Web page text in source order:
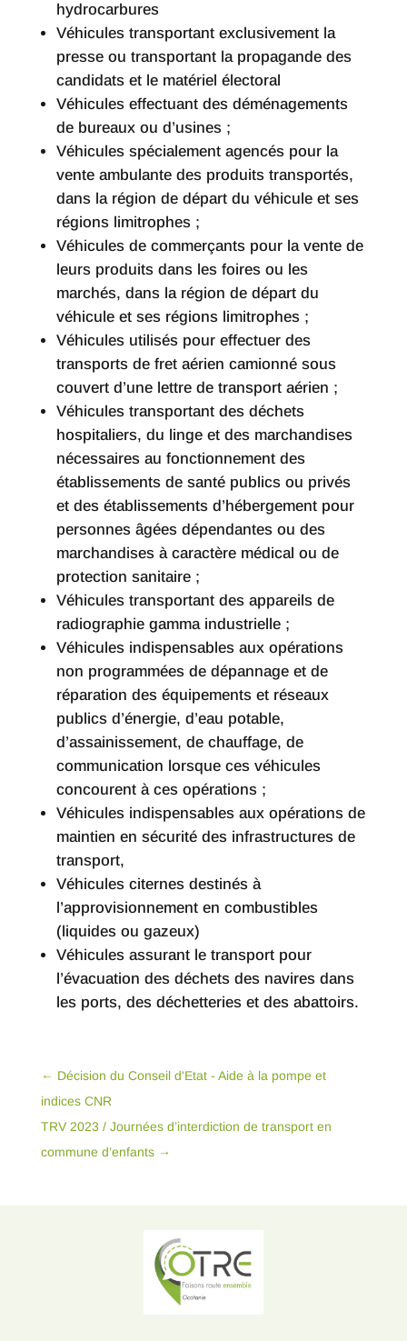
hydrocarbures
Véhicules transportant exclusivement la
presse ou transportant la propagande des
candidats et le matériel électoral
Véhicules effectuant des déménagements
de bureaux ou d’usines ;
Véhicules spécialement agencés pour la
vente ambulante des produits transportés,
dans la région de départ du véhicule et ses
régions limitrophes ;
Véhicules de commerçants pour la vente de
leurs produits dans les foires ou les
marchés, dans la région de départ du
véhicule et ses régions limitrophes ;
Véhicules utilisés pour effectuer des
transports de fret aérien camionné sous
couvert d’une lettre de transport aérien ;
Véhicules transportant des déchets
hospitaliers, du linge et des marchandises
nécessaires au fonctionnement des
établissements de santé publics ou privés
et des établissements d’hébergement pour
personnes âgées dépendantes ou des
marchandises à caractère médical ou de
protection sanitaire ;
Véhicules transportant des appareils de
radiographie gamma industrielle ;
Véhicules indispensables aux opérations
non programmées de dépannage et de
réparation des équipements et réseaux
publics d’énergie, d’eau potable,
d’assainissement, de chauffage, de
communication lorsque ces véhicules
concourent à ces opérations ;
Véhicules indispensables aux opérations de
maintien en sécurité des infrastructures de
transport,
Véhicules citernes destinés à
l’approvisionnement en combustibles
(liquides ou gazeux)
Véhicules assurant le transport pour
l’évacuation des déchets des navires dans
les ports, des déchetteries et des abattoirs.
← Décision du Conseil d'Etat - Aide à la pompe et
indices CNR
TRV 2023 / Journées d’interdiction de transport en
commune d’enfants→